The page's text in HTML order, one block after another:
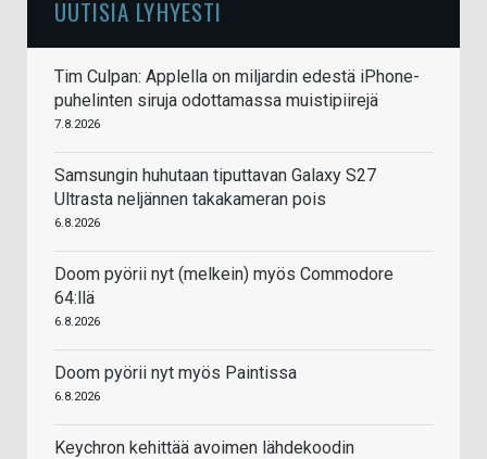
UUTISIA LYHYESTI
Tim Culpan: Applella on miljardin edestä iPhone-
puhelinten siruja odottamassa muistipiirejä
7.8.2026
Samsungin huhutaan tiputtavan Galaxy S27
Ultrasta neljännen takakameran pois
6.8.2026
Doom pyörii nyt (melkein) myös Commodore
64:llä
6.8.2026
Doom pyörii nyt myös Paintissa
6.8.2026
Keychron kehittää avoimen lähdekoodin